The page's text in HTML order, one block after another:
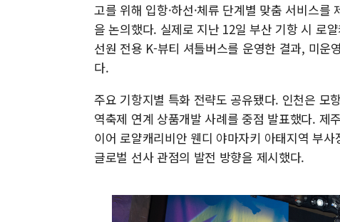
고를 위해 입항·하선·체류 단계별 맞춤 서비스
을 논의했다. 실제로 지난 12일 부산 기항 시 로
선원 전용 K-뷰티 셔틀버스를 운영한 결과, 미
다.
주요 기항지별 특화 전략도 공유됐다. 인천은
역축제 연계 상품개발 사례를 중점 발표했다. 제
이어 로얄캐리비안 웬디 야마자키 아태지역 부
글로벌 선사 관점의 발전 방향을 제시했다.